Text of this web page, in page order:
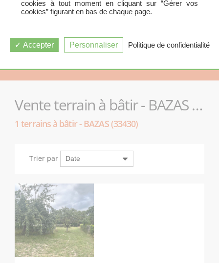
Vente terrain à bâtir - BAZAS (33430)
1 terrains à bâtir - BAZAS (33430)
Trier par
cookies à tout moment en cliquant sur “Gérer vos
cookies” figurant en bas de chaque page.
Accepter Personnaliser Politique de confidentialité